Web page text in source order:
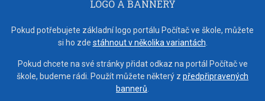
LOGO A BANNERY
Pokud potřebujete základní logo portálu Počítač ve škole, můžete
si ho zde stáhnout v několika variantách
Pokud chcete na své stránky přidat odkaz na portál Počítač ve
škole, budeme rádi. Použít můžete některý z předpřipravených
bannerů